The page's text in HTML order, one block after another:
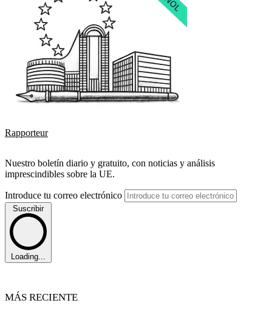
Rapporteur
Nuestro boletín diario y gratuito, con noticias y análisis
imprescindibles sobre la UE.
Introduce tu correo electrónico
Suscribir
Loading...
MÁS RECIENTE